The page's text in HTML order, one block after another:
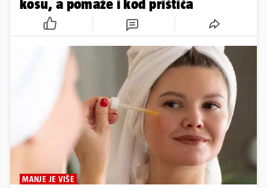
kosu, a pomaže i kod prištića
MANJE JE VIŠE